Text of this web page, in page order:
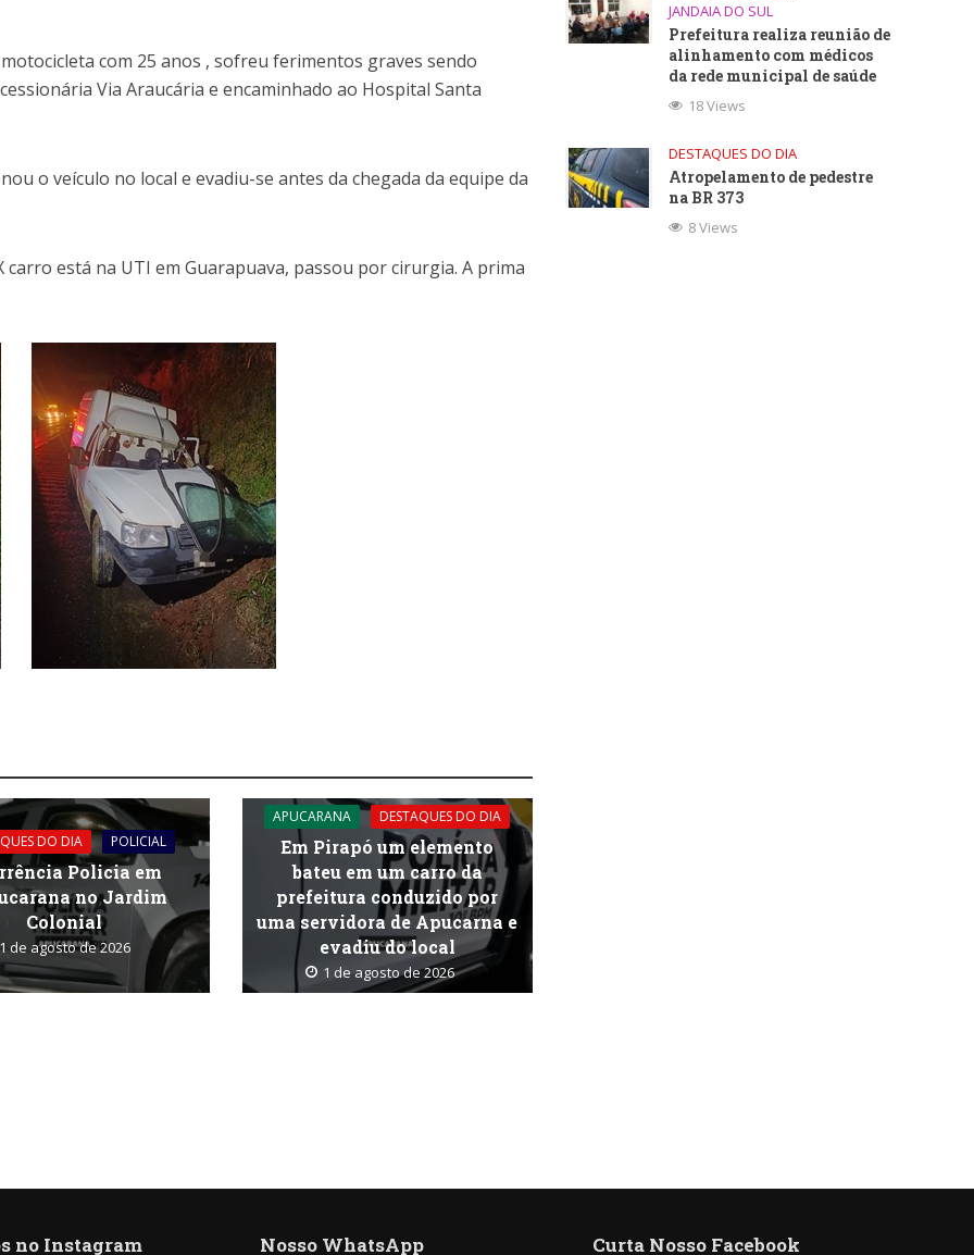
para
aumentar
o
com 25 anos , sofreu ferimentos graves sendo
Via Araucária e encaminhado ao Hospital Santa
o veículo no local e evadiu-se antes da chegada da equipe da
carro está na UTI em Guarapuava, passou por cirurgia. A prima
DO DIA POLICIAL
Policia em
no Jardim
Colonial
1 de agosto de 2026
APUCARANA DESTAQUES DO DIA
Em Pirapó um elemento
bateu em um carro da
prefeitura conduzido por
uma servidora de Apucarna e
evadiu do local
1 de agosto de 2026
JANDAIA DO SUL
Prefeitura realiza reunião de
alinhamento com médicos
da rede municipal de saúde
18 Views
DESTAQUES DO DIA
Atropelamento de pedestre
na BR 373
8 Views
no Instagram Nosso WhatsApp Curta Nosso Facebook